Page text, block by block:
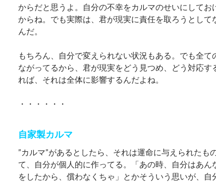
からだと思うよ。自分の不幸をカルマのせいにしてお
からね。でも実際は、君が現実に責任を取ろうとして
んだ。
もちろん、自分で変えられない状況もある。でも全て
ながってるから、君が現実をどう見つめ、どう対応す
れば、それは全体に影響するんだよね。
・・・・・・
自家製カルマ
”カルマ”があるとしたら、それは運命に与えられたも
て、自分が個人的に作ってる。「あの時、自分はあん
をしたから、償わなくちゃ」とかそういう思いが、自